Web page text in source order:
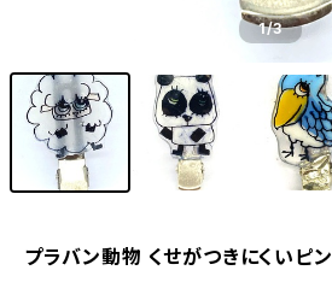
1/3
プラバン動物 くせがつきにくいピン